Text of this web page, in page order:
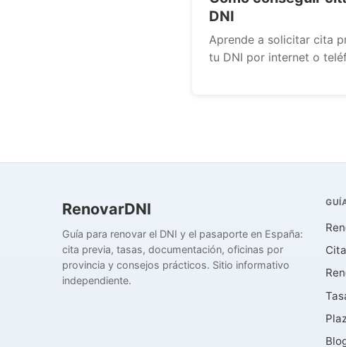
DNI
Aprende a solicitar cita
tu DNI por internet o
RenovarDNI
Guía para renovar el DNI y el pasaporte en España:
cita previa, tasas, documentación, oficinas por
provincia y consejos prácticos. Sitio informativo
independiente.